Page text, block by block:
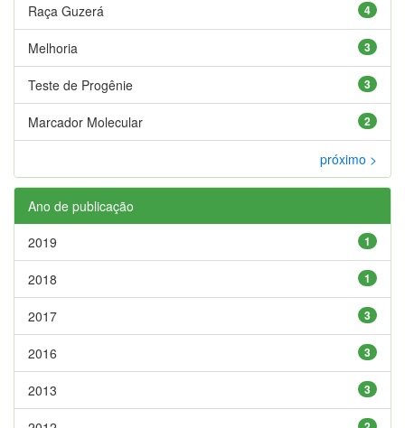
4
Raça Guzerá
3
Melhoria
3
Teste de Progênie
2
Marcador Molecular
próximo >
Ano de publicação
1
2019
1
2018
3
2017
3
2016
3
2013